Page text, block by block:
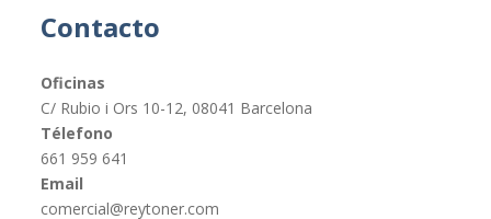
Contacto
Oficinas
C/ Rubio i Ors 10-12, 08041 Barcelona
Télefono
661 959 641
Email
comercial@reytoner.com